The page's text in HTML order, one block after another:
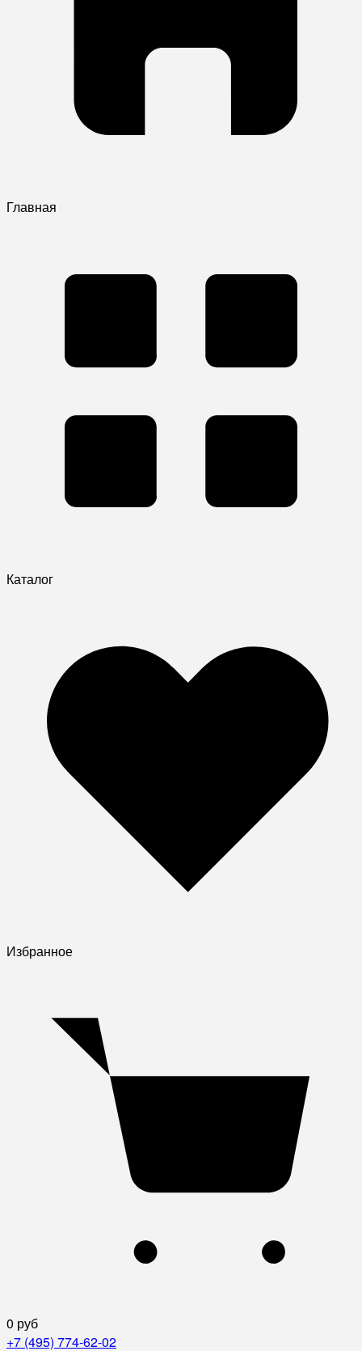
Главная
Каталог
Избранное
0 руб
+7 (495) 774-62-02